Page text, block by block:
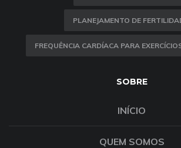
PLANEJAMENTO DE
FREQUÊNCIA CARDÍACA PARA
SOBRE
INÍCIO
QUEM SOMOS